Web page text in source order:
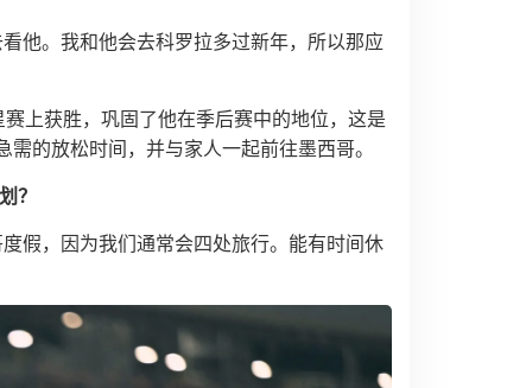
他。我和他会去科罗拉多过新年，所以那应
上获胜，巩固了他在季后赛中的地位，这是
的放松时间，并与家人一起前往墨西哥。
？
假，因为我们通常会四处旅行。能有时间休